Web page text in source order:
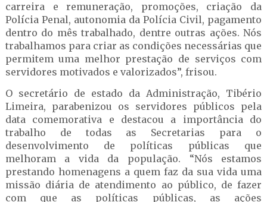
carreira e remuneração, promoções, criação da
Polícia Penal, autonomia da Polícia Civil, pagamento
dentro do mês trabalhado, dentre outras ações. Nós
trabalhamos para criar as condições necessárias que
permitem uma melhor prestação de serviços com
servidores motivados e valorizados”, frisou.
O secretário de estado da Administração, Tibério
Limeira, parabenizou os servidores públicos pela
data comemorativa e destacou a importância do
trabalho de todas as Secretarias para o
desenvolvimento de políticas públicas que
melhoram a vida da população. “Nós estamos
prestando homenagens a quem faz da sua vida uma
missão diária de atendimento ao público, de fazer
com que as políticas públicas, as ações